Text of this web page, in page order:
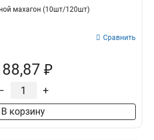
махагон (10шт/120шт)
Сравнить
₽
+
В корзину